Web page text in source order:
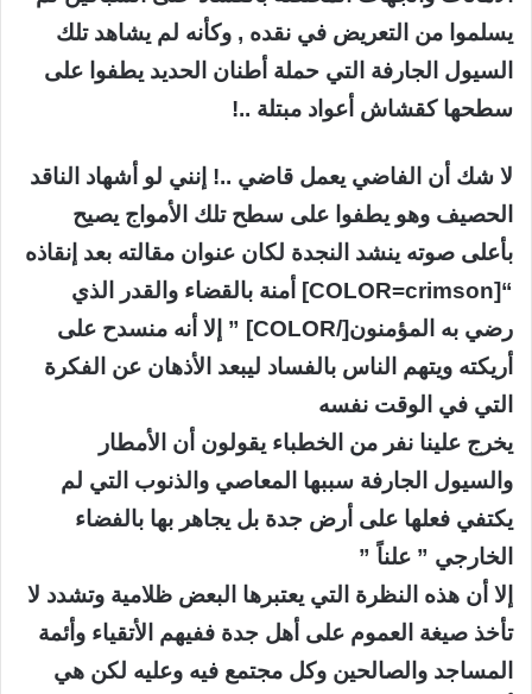
يسلموا من التعريض في نقده , وكأنه لم يشاهد تلك
السيول الجارفة التي حملة أطنان الحديد يطفوا على
سطحها كقشاش أعواد مبتلة ..!
لا شك أن الفاضي يعمل قاضي ..! إنني لو أشهاد الناقد
الحصيف وهو يطفوا على سطح تلك الأمواج يصيح
بأعلى صوته ينشد النجدة لكان عنوان مقالته بعد إنقاذه
“[COLOR=crimson] أمنة بالقضاء والقدر الذي
رضي به المؤمنون[/COLOR] ” إلا أنه منسدح على
أريكته ويتهم الناس بالفساد ليبعد الأذهان عن الفكرة
التي في الوقت نفسه
يخرج علينا نفر من الخطباء يقولون أن الأمطار
والسيول الجارفة سببها المعاصي والذنوب التي لم
يكتفي فعلها على أرض جدة بل يجاهر بها بالفضاء
الخارجي ” علناً ”
إلا أن هذه النظرة التي يعتبرها البعض ظلامية وتشدد لا
تأخذ صيغة العموم على أهل جدة ففيهم الأتقياء وأئمة
المساجد والصالحين وكل مجتمع فيه وعليه لكن هي